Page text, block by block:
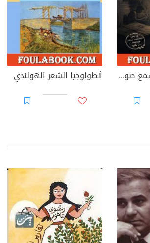
الذين كتبوا ولم يُسمع صوتهم أنطولوجيا الشعر الهولندي